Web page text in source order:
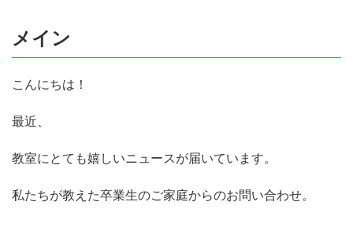
メイン
こんにちは！
最近、
教室にとても嬉しいニュースが届いています。
私たちが教えた卒業生のご家庭からのお問い合わせ。